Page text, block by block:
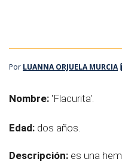
Por LUANNA ORJUELA MURCIA
Nombre: 'Flacurita'.
Edad: dos años.
Descripción: es una